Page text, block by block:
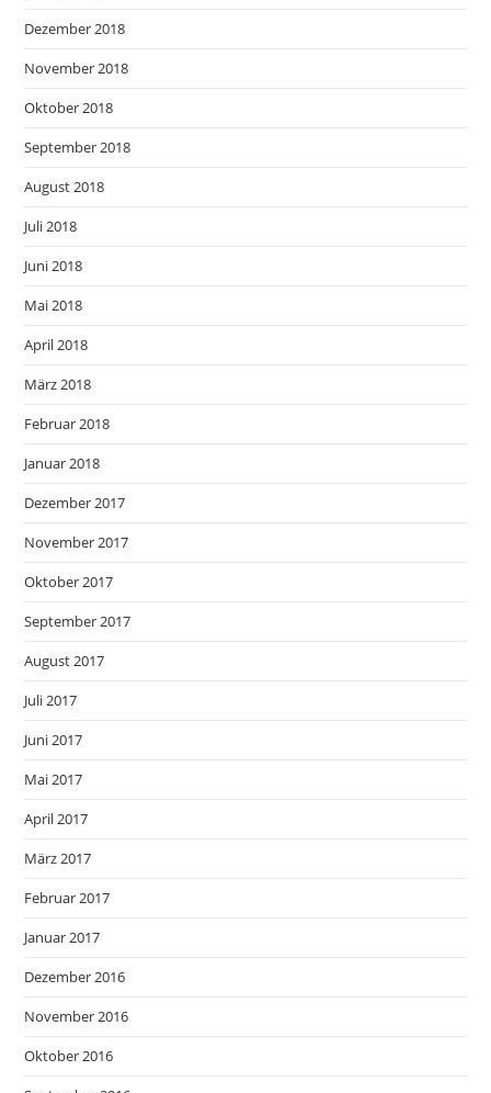
Dezember 2018
November 2018
Oktober 2018
September 2018
August 2018
Juli 2018
Juni 2018
Mai 2018
April 2018
März 2018
Februar 2018
Januar 2018
Dezember 2017
November 2017
Oktober 2017
September 2017
August 2017
Juli 2017
Juni 2017
Mai 2017
April 2017
März 2017
Februar 2017
Januar 2017
Dezember 2016
November 2016
Oktober 2016